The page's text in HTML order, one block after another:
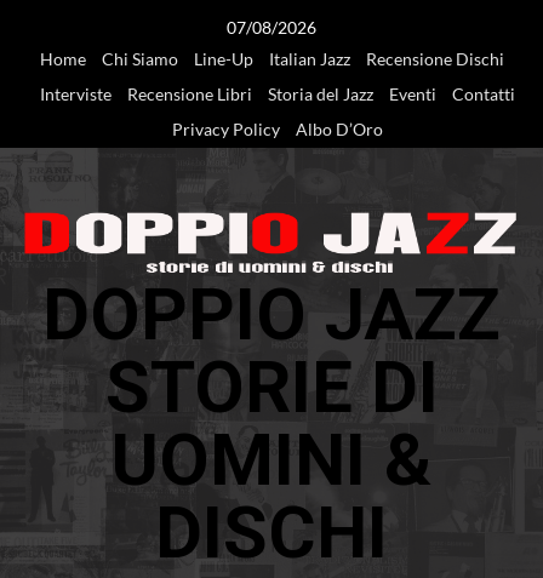
07/08/2026
Home
Chi Siamo Line-Up Italian Jazz
Recensione Dischi
Interviste
Recensione Libri Storia del Jazz Eventi
Contatti
Privacy Policy
Albo D’Oro
DOPPIO JAZZ
STORIE DI
UOMINI &
DISCHI